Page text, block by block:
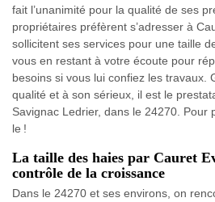
fait l’unanimité pour la qualité de ses
propriétaires préfèrent s’adresser à
sollicitent ses services pour une taille
vous en restant à votre écoute pour
besoins si vous lui confiez les travaux.
qualité et à son sérieux, il est le
Savignac Ledrier, dans le 24270. Pour
le !
La taille des haies par Cauret
contrôle de la croissance
Dans le 24270 et ses environs, on